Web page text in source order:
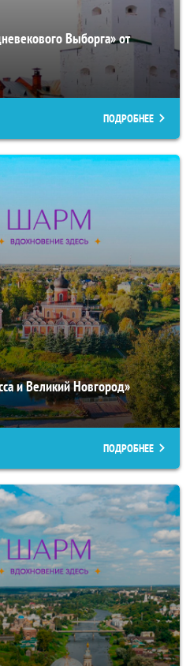
Выборга» от
ПОДРОБНЕЕ
и Великий Новгород»
ПОДРОБНЕЕ